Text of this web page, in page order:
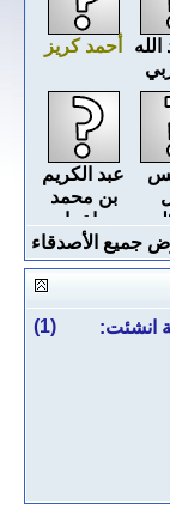
الله
أحمد كريز
عبد الكريم
بن محمد
بن اعراب
الجزائري
جميع الأصدقاء
(1)
انشئت: